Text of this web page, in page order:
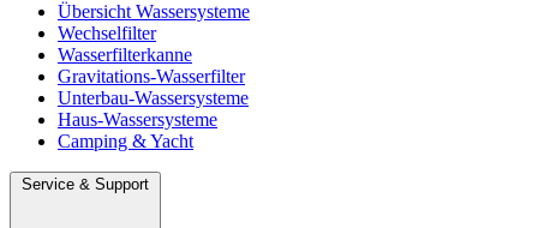
Übersicht Wassersysteme
Wechselfilter
Wasserfilterkanne
Gravitations-Wasserfilter
Unterbau-Wassersysteme
Haus-Wassersysteme
Camping & Yacht
Service & Support